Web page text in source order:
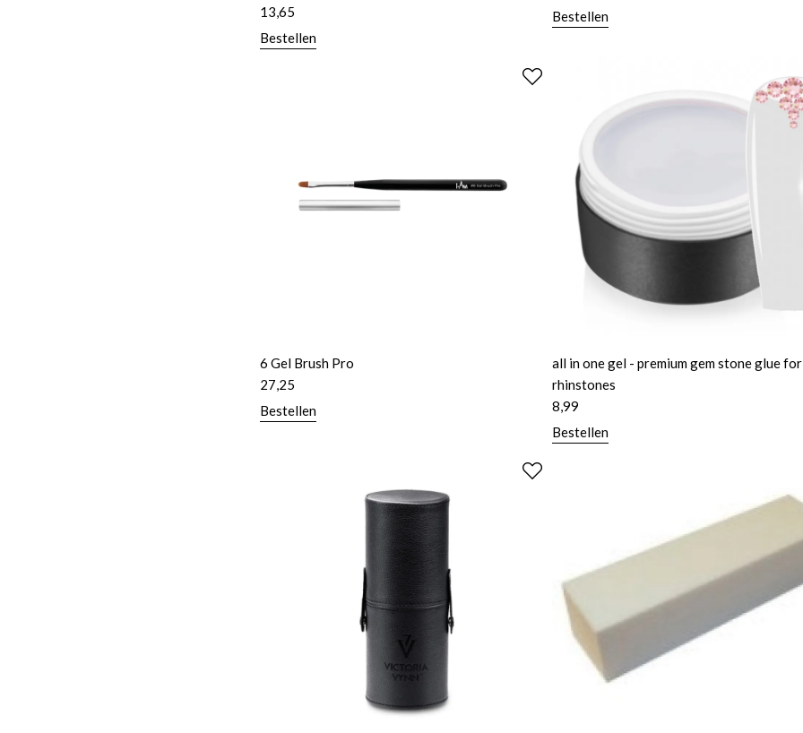
13,65
Bestellen
Bestellen
6 Gel Brush Pro
27,25
Bestellen
all in one gel - premium gem stone glue for
rhinstones
8,99
Bestellen